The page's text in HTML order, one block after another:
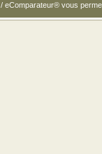
eComparateur® vous